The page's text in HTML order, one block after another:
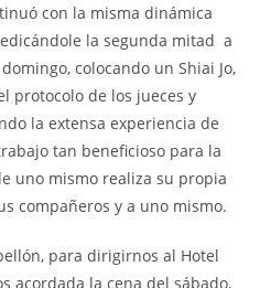
con la misma dinámica
la segunda mitad a
colocando un Shiai Jo,
protocolo de los jueces y
la extensa experiencia de
tan beneficioso para la
uno mismo realiza su propia
compañeros y a uno mismo.
para dirigirnos al Hotel
acordada la cena del sábado,